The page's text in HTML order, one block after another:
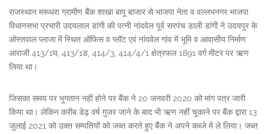
राजस्थान मरूधरा ग्रामीण बैंक शाखा बापू बाजार से भाजपा नेता व वल्लभनगर भाजपा
विधानसभा प्रभारी उदयलाल डांगी की पत्नी नांदवेल पूर्व सरपंच डाली डांगी ने उदयपुर के
ओस्तवाल प्लाजा में स्थित ऑफिस व प्लॉट एवं नांदवेल गांव में भूमि व आवासीय निर्माण
आराजी 413/1घ, 413/1ड, 414/3, 414/4/1 क्षेत्रफल 1891 वर्ग मीटर पर ऋण
लिया था।
जिसका समय पर भुगतान नहीं होने पर बैंक ने 20 जनवरी 2020 को मांग पत्र जारी
किया था। लेकिन करीब डेढ़ वर्ष गुजर जाने के बाद भी ऋण नहीं चूकाने पर बैंक द्वारा 13
जुलाई 2021 को उक्त सम्पतियों को जब्त करते हुए बैंक ने अपने कब्जे में ले लिया। जब्त